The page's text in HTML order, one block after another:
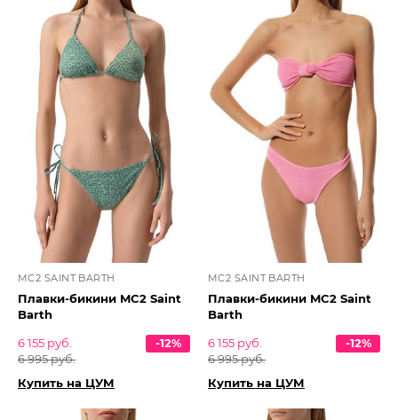
MC2 SAINT BARTH
Плавки-бикини MC2 Saint
Barth
6 155 руб.
6 995 руб.
-12%
Купить на ЦУМ
MC2 SAINT BARTH
Плавки-бикини MC2 Saint
Barth
6 155 руб.
6 995 руб.
-12%
Купить на ЦУМ